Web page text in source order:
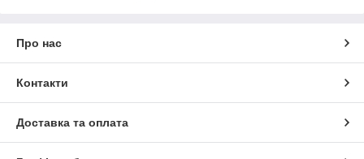
Про нас
Контакти
Доставка та оплата